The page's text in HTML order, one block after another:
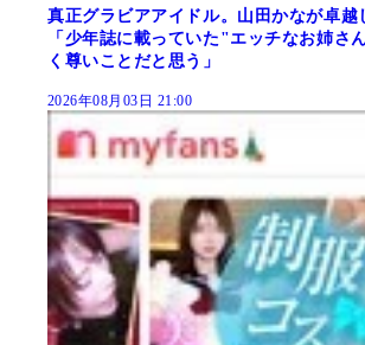
真正グラビアアイドル。山田かなが卓越
「少年誌に載っていた"エッチなお姉さ
く尊いことだと思う」
2026年08月03日 21:00